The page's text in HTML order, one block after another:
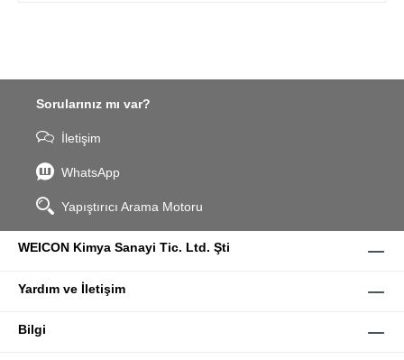
Sorularınız mı var?
İletişim
WhatsApp
Yapıştırıcı Arama Motoru
WEICON Kimya Sanayi Tic. Ltd. Şti
Yardım ve İletişim
Bilgi